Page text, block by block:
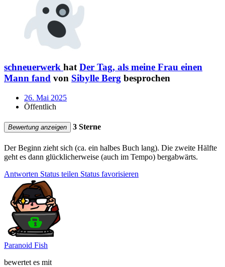
schneuerwerk hatDer Tag, als meine Frau einen
Mann fand von Sibylle Berg besprochen
26. Mai 2025
Öffentlich
Bewertung anzeigen 3 Sterne
Der Beginn zieht sich (ca. ein halbes Buch lang). Die zweite Hälfte
geht es dann glücklicherweise (auch im Tempo) bergabwärts.
Antworten Status teilen Status favorisieren
Paranoid Fish
bewertet es mit